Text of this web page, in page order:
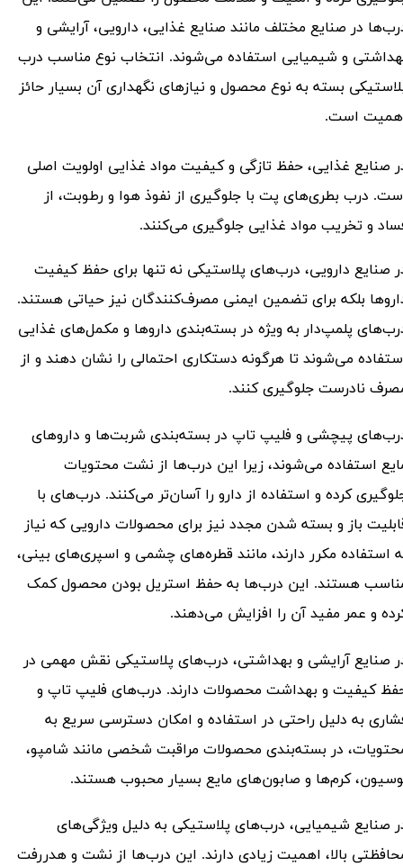
در صنایع مختلف مانند صنایع غذایی، دارویی، آرایشی و
و شیمیایی استفاده می‌شوند. انتخاب نوع مناسب درب
بسته به نوع محصول و نیازهای نگهداری آن بسیار حائز
است.
صنایع غذایی، حفظ تازگی و کیفیت مواد غذایی اولویت اصلی
درب‌ بطری‌های پت با جلوگیری از نفوذ هوا و رطوبت، از
و تخریب مواد غذایی جلوگیری می‌کنند.
صنایع دارویی، درب‌های پلاستیکی نه تنها برای حفظ کیفیت
بلکه برای تضمین ایمنی مصرف‌کنندگان نیز حیاتی هستند.
پلمپ‌دار به ویژه در بسته‌بندی داروها و مکمل‌های غذایی
می‌شوند تا هرگونه دستکاری احتمالی را نشان دهند و از
نادرست جلوگیری کنند.
پیچشی و فلیپ تاپ در بسته‌بندی شربت‌ها و داروهای
استفاده می‌شوند، زیرا این درب‌ها از نشت محتویات
کرده و استفاده از دارو را آسان‌تر می‌کنند. درب‌های با
باز و بسته شدن مجدد نیز برای محصولات دارویی که نیاز
استفاده مکرر دارند، مانند قطره‌های چشمی و اسپری‌های بینی،
هستند. این درب‌ها به حفظ استریل بودن محصول کمک
و عمر مفید آن را افزایش می‌دهند.
صنایع آرایشی و بهداشتی، درب‌های پلاستیکی نقش مهمی در
کیفیت و بهداشت محصولات دارند. درب‌های فلیپ تاپ و
به دلیل راحتی در استفاده و امکان دسترسی سریع به
در بسته‌بندی محصولات مراقبت شخصی مانند شامپو،
کرم‌ها و صابون‌های مایع بسیار محبوب هستند.
صنایع شیمیایی، درب‌های پلاستیکی به دلیل ویژگی‌های
بالا، اهمیت زیادی دارند. این درب‌ها از نشت و هدررفت